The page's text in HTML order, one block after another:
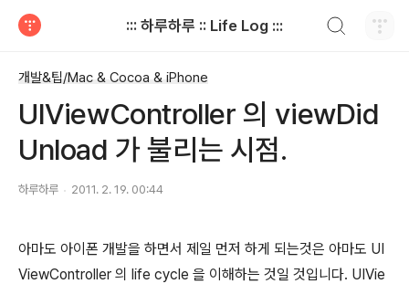
::: 하루하루 :: Life Log :::
개발&팁/Mac & Cocoa & iPhone
UIViewController 의 viewDid
Unload 가 불리는 시점.
하루하루 2011. 2. 19. 00:44
아마도 아이폰 개발을 하면서 제일 먼저 하게 되는것은 아마도 UI
ViewController 의 life cycle 을 이해하는 것일 것입니다. UIVie